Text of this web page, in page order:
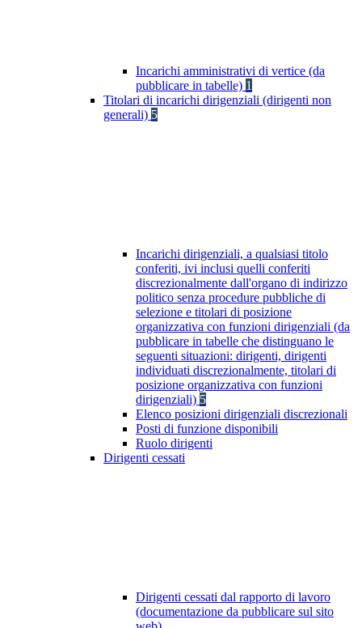
Incarichi amministrativi di vertice (da
pubblicare in tabelle) 1
Titolari di incarichi dirigenziali (dirigenti non
generali) 5
Incarichi dirigenziali, a qualsiasi titolo
conferiti, ivi inclusi quelli conferiti
discrezionalmente dall'organo di indirizzo
politico senza procedure pubbliche di
selezione e titolari di posizione
organizzativa con funzioni dirigenziali (da
pubblicare in tabelle che distinguano le
seguenti situazioni: dirigenti, dirigenti
individuati discrezionalmente, titolari di
posizione organizzativa con funzioni
dirigenziali) 5
Elenco posizioni dirigenziali discrezionali
Posti di funzione disponibili
Ruolo dirigenti
Dirigenti cessati
Dirigenti cessati dal rapporto di lavoro
(documentazione da pubblicare sul sito